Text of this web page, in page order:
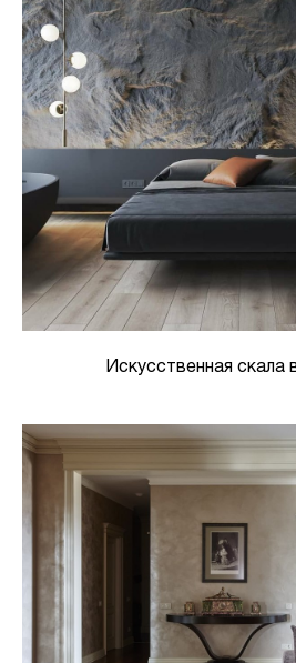
Искусственная скала